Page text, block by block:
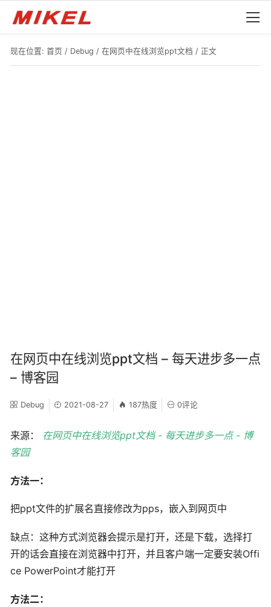
现在位置: 首页 / Debug / 在网页中在线浏览ppt文档 / 正文
在网页中在线浏览ppt文档 – 每天进步多一点
– 博客园
Debug 2021-08-27 187热度 0评论
来源： 在网页中在线浏览ppt文档 - 每天进步多一点 - 博
客园
方法一：
把ppt文件的扩展名直接修改为pps，嵌入到网页中
缺点：这种方式浏览器会提示是打开，还是下载，选择打
开的话会直接在浏览器中打开，并且客户端一定要安装Offi
ce PowerPoint才能打开
方法二：